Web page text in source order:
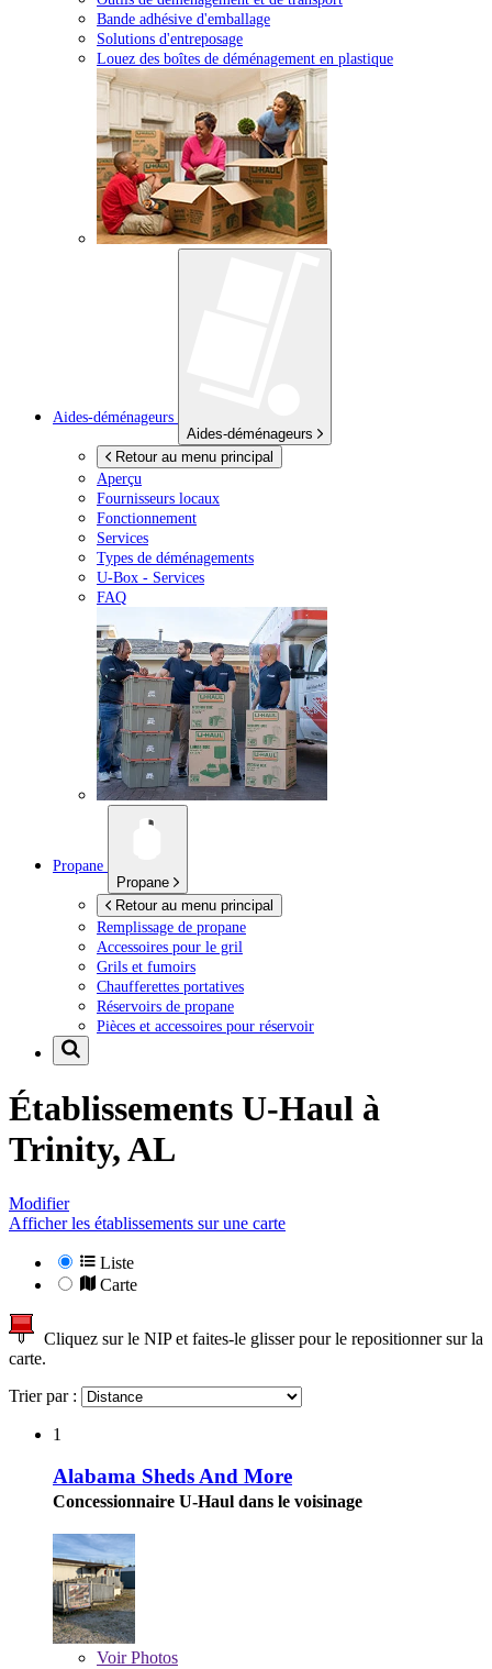
Bande adhésive d'emballage
Solutions d'entreposage
Louez des boîtes de déménagement en plastique
Aides-déménageurs
Aides-déménageurs
Retour au menu principal
Aperçu
Fournisseurs locaux
Fonctionnement
Services
Types de déménagements
U-Box - Services
FAQ
Propane
Propane
Retour au menu principal
Remplissage de propane
Accessoires pour le gril
Grils et fumoirs
Chaufferettes portatives
Réservoirs de propane
Pièces et accessoires pour réservoir
Établissements U-Haul à
Trinity, AL
Modifier
Afficher les établissements sur une carte
Liste
Carte
Cliquez sur le NIP et faites-le glisser pour le repositionner sur la
carte.
Trier par :
1
Alabama Sheds And More
Concessionnaire U-Haul dans le voisinage
VoirPhotos